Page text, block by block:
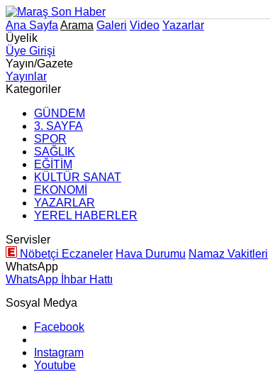
Ana Sayfa Arama Galeri Video Yazarlar
Üyelik
Üye Girişi
Yayın/Gazete
Yayınlar
Kategoriler
GÜNDEM
3. SAYFA
SPOR
SAĞLIK
EĞİTİM
KÜLTÜR SANAT
EKONOMİ
YAZARLAR
YEREL HABERLER
Servisler
Nöbetçi Eczaneler Hava Durumu Namaz Vakitleri
WhatsApp
WhatsApp İhbar Hattı
Sosyal Medya
Facebook
Instagram
Youtube